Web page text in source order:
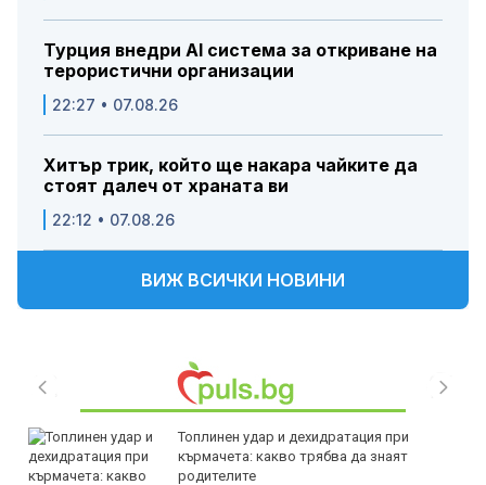
Турция внедри AI система за откриване на
терористични организации
22:27 • 07.08.26
Хитър трик, който ще накара чайките да
стоят далеч от храната ви
22:12 • 07.08.26
ВИЖ ВСИЧКИ НОВИНИ
Топлинен удар и дехидратация при
кърмачета: какво трябва да знаят
родителите